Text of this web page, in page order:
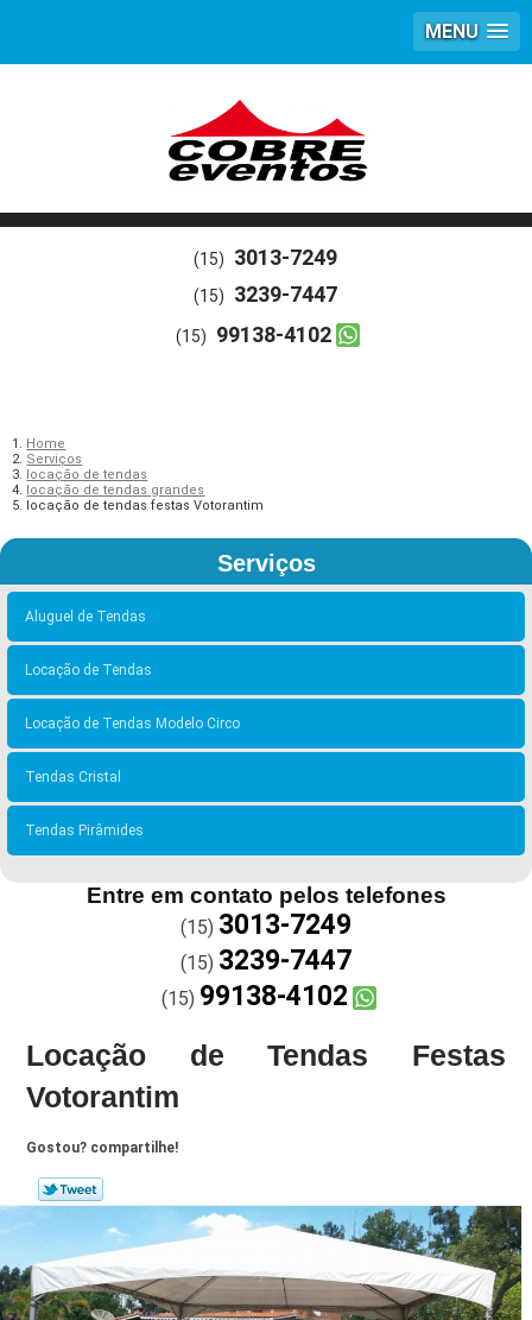
MENU
(15) 3013-7249
(15) 3239-7447
(15) 99138-4102
Home
Serviços
locação de tendas
locação de tendas grandes
locação de tendas festas Votorantim
Serviços
Aluguel de Tendas
Locação de Tendas
Locação de Tendas Modelo Circo
Tendas Cristal
Tendas Pirâmides
Entre em contato pelos telefones
(15) 3013-7249
(15) 3239-7447
(15) 99138-4102
Locação de Tendas Festas
Votorantim
Gostou? compartilhe!